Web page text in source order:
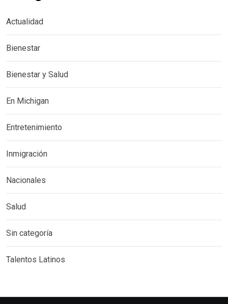
Actualidad
Bienestar
Bienestar y Salud
En Michigan
Entretenimiento
Inmigración
Nacionales
Salud
Sin categoría
Talentos Latinos